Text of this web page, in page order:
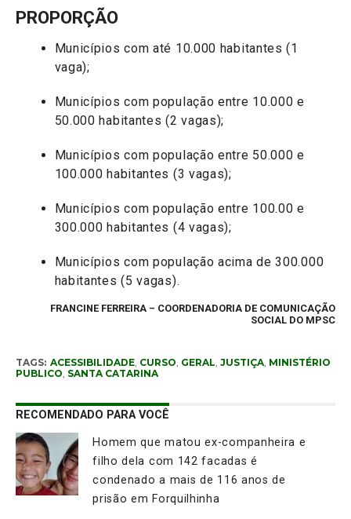
PROPORÇÃO
Municípios com até 10.000 habitantes (1
vaga);
Municípios com população entre 10.000 e
50.000 habitantes (2 vagas);
Municípios com população entre 50.000 e
100.000 habitantes (3 vagas);
Municípios com população entre 100.00 e
300.000 habitantes (4 vagas);
Municípios com população acima de 300.000
habitantes (5 vagas).
FRANCINE FERREIRA – COORDENADORIA DE COMUNICAÇÃO
SOCIAL DO MPSC
TAGS: ACESSIBILIDADE, CURSO, GERAL, JUSTIÇA, MINISTÉRIO
PUBLICO, SANTA CATARINA
RECOMENDADO PARA VOCÊ
Homem que matou ex-companheira e
filho dela com 142 facadas é
condenado a mais de 116 anos de
prisão em Forquilhinha